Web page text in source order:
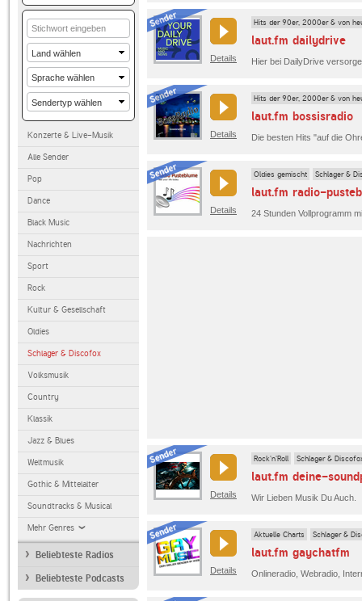
Konzerte & Live-Musik
Alle Sender
Pop
Dance
Black Music
Nachrichten
Sport
Rock
Kultur & Gesellschaft
Oldies
Schlager & Discofox
Volksmusik
Country
Klassik
Jazz & Blues
Weltmusik
Gothic & Mittelalter
Soundtracks & Musical
Mehr Genres
Beliebteste Radios
Beliebteste Podcasts
Details
Hits der 90er, 2000er & von
laut.fm dailydrive
Details
Hits der 90er, 2000er & von
laut.fm bossisradio
Details
Oldies gemischt Schlager &
laut.fm radio-
Details
Rock'n'Roll Schlager &
laut.fm deine-
Wir Lieben Musik Du Auch.
Details
Aktuelle Charts Schlager &
laut.fm gaychatfm
Onlineradio, Webradio,